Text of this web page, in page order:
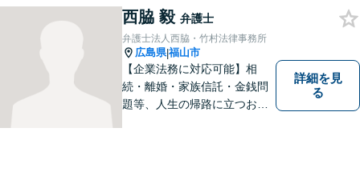
ます。トラブル前に必要な手
当を講じておくことも大切で
す。お気軽にご相談下さい。
西脇 毅 弁護士
弁護士法人西脇・竹村法律事務所
広島県|福山市
【企業法務に対応可能】相
続・離婚・家族信託・金銭問
題等、人生の帰路に立つお客
詳細を見
る